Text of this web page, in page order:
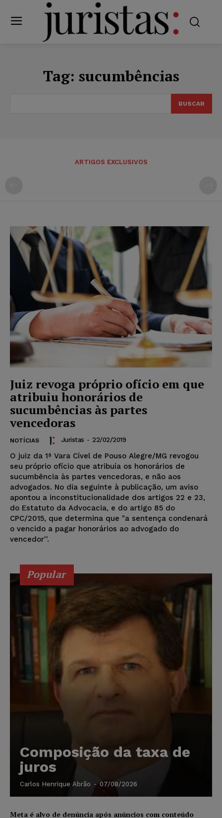
Tag: sucumbências
BUSCAR
ARTIGOS EXCLUSIVOS
Juiz revoga próprio ofício em que
atribuiu honorários de
sucumbências às partes
vencedoras
NOTÍCIAS Juristas - 22/02/2019
O juiz da 1ª Vara Cível de Pouso Alegre/MG revogou
seu próprio ofício que atribuía os honorários de
sucumbência às partes vencedoras, e não aos
advogados. No dia seguinte à publicação, um aviso
apontou a inconstitucionalidade dos artigos 22 e 23,
do Estatuto da Advocacia, e do artigo 85 do
CPC/2015, que determina que "a sentença condenará
o vencido a pagar honorários ao advogado do
vencedor''.
Popular
Composição da taxa de
juros
Carlos Henrique Abrão - 07/08/2026
Meta é alvo de denúncia após anúncios com conteúdo